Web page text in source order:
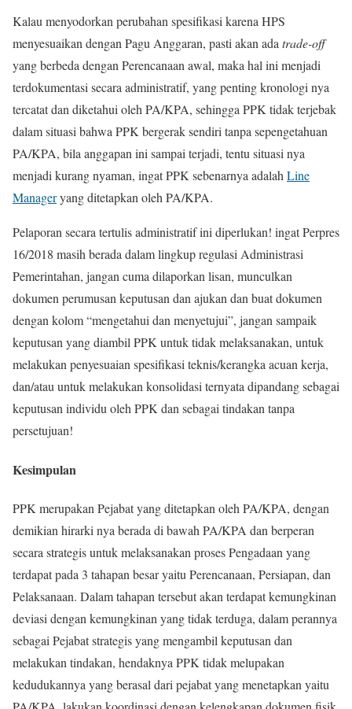
Kalau menyodorkan perubahan spesifikasi karena HPS
menyesuaikan dengan Pagu Anggaran, pasti akan adatrade-off
yang berbeda dengan Perencanaan awal, maka hal ini menjadi
terdokumentasi secara administratif, yang penting kronologi nya
tercatat dan diketahui oleh PA/KPA, sehingga PPK tidak terjebak
dalam situasi bahwa PPK bergerak sendiri tanpa sepengetahuan
PA/KPA, bila anggapan ini sampai terjadi, tentu situasi nya
menjadi kurang nyaman, ingat PPK sebenarnya adalahLine
Manageryang ditetapkan oleh PA/KPA.
Pelaporan secara tertulis administratif ini diperlukan! ingat Perpres
16/2018 masih berada dalam lingkup regulasi Administrasi
Pemerintahan, jangan cuma dilaporkan lisan, munculkan
dokumen perumusan keputusan dan ajukan dan buat dokumen
dengan kolom “mengetahui dan menyetujui”, jangan sampaik
keputusan yang diambil PPK untuk tidak melaksanakan, untuk
melakukan penyesuaian spesifikasi teknis/kerangka acuan kerja,
dan/atau untuk melakukan konsolidasi ternyata dipandang sebagai
keputusan individu oleh PPK dan sebagai tindakan tanpa
persetujuan!
Kesimpulan
PPK merupakan Pejabat yang ditetapkan oleh PA/KPA, dengan
demikian hirarki nya berada di bawah PA/KPA dan berperan
secara strategis untuk melaksanakan proses Pengadaan yang
terdapat pada 3 tahapan besar yaitu Perencanaan, Persiapan, dan
Pelaksanaan. Dalam tahapan tersebut akan terdapat kemungkinan
deviasi dengan kemungkinan yang tidak terduga, dalam perannya
sebagai Pejabat strategis yang mengambil keputusan dan
melakukan tindakan, hendaknya PPK tidak melupakan
kedudukannya yang berasal dari pejabat yang menetapkan yaitu